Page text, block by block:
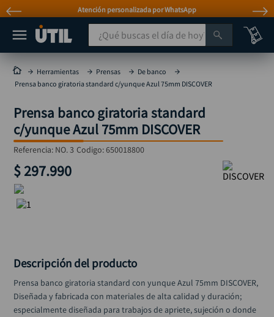
Atención personalizada por WhatsApp
¿Qué buscas el día de hoy?
Herramientas Prensas
De banco
Prensa banco giratoria standard c/yunque Azul 75mm DISCOVER
Prensa banco giratoria standard
c/yunque Azul 75mm DISCOVER
Referencia: NO. 3 Codigo:650018800
$297.990
Descripción del producto
Prensa banco giratoria standard con yunque Azul 75mm DISCOVER,
Diseñada y fabricada con materiales de alta calidad y duración;
especialmente diseñada para trabajos de apriete, sujeción o donde
MÁS BUSCADOS
taladro
taladros pulidoras
compresor
broca
sierra circular
hidrolavadora
taladro inalámbrico
rodachina